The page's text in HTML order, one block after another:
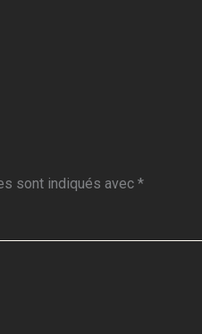
sont indiqués avec *